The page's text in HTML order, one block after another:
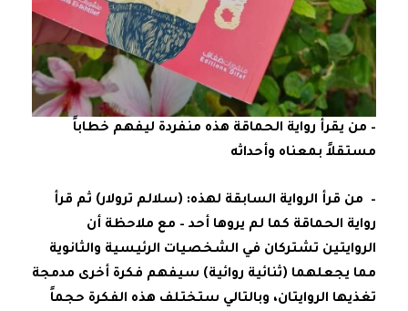
– من يقرأ رواية الحماقة هذه منفردة ليفهم خطاباً
مستقلاً بمعناه وأحداثه
– من قرأ الرواية السابقة لهذه: (سلالم ترولار) ثم قرأ
رواية الحماقة كما لم يروها أحد – مع ملاحظة أن
الروايتين تشتركان في الشخصيات الرئيسية والثانوية
مما يجعلهما (ثنائية روائية) سيفهم فكرة أخرى مدمجة
تغذيها الروايتان، وبالتالي ستختلف هذه الفكرة حجماً